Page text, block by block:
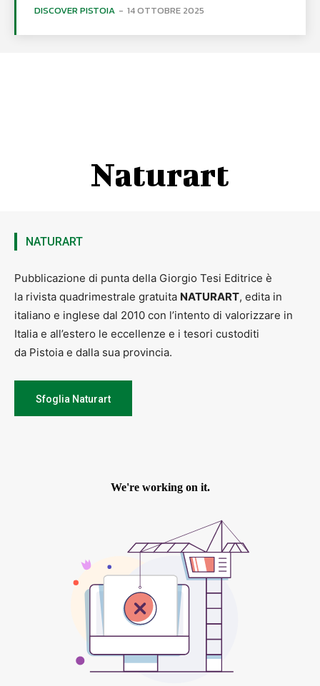
DISCOVER PISTOIA - 14 OTTOBRE 2025
Naturart
NATURART
Pubblicazione di punta della Giorgio Tesi Editrice è
la rivista quadrimestrale gratuita NATURART, edita in
italiano e inglese dal 2010 con l’intento di valorizzare in
Italia e all’estero le eccellenze e i tesori custoditi
da Pistoia e dalla sua provincia.
Sfoglia Naturart